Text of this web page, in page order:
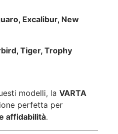
Excalibur, New
Tiger, Trophy
modelli, la VARTA
perfetta per
affidabilità.